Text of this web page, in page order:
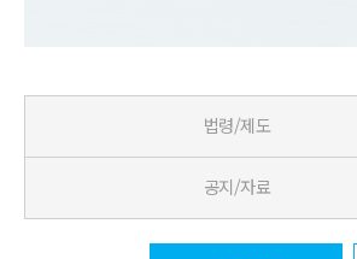
법령/제도
공지/자료